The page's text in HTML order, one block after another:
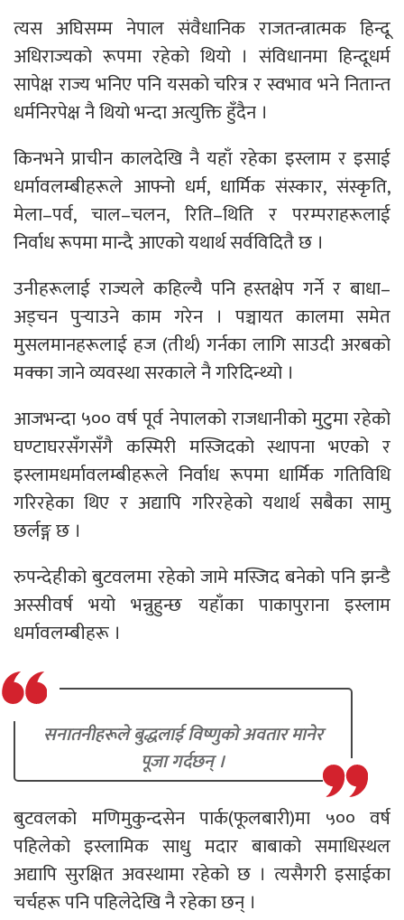
त्यस अघिसम्म नेपाल संवैधानिक राजतन्त्रात्मक हिन्दू
अधिराज्यको रूपमा रहेको थियो । संविधानमा हिन्दूधर्म
सापेक्ष राज्य भनिए पनि यसको चरित्र र स्वभाव भने नितान्त
धर्मनिरपेक्ष नै थियो भन्दा अत्युक्ति हुँदैन ।
किनभने प्राचीन कालदेखि नै यहाँ रहेका इस्लाम र इसाई
धर्मावलम्बीहरूले आफ्नो धर्म, धार्मिक संस्कार, संस्कृति,
मेला–पर्व, चाल–चलन, रिति–थिति र परम्पराहरूलाई
निर्वाध रूपमा मान्दै आएको यथार्थ सर्वविदितै छ ।
उनीहरूलाई राज्यले कहिल्यै पनि हस्तक्षेप गर्ने र बाधा–
अड्चन पुर्‍याउने काम गरेन । पञ्चायत कालमा समेत
मुसलमानहरूलाई हज (तीर्थ) गर्नका लागि साउदी अरबको
मक्का जाने व्यवस्था सरकाले नै गरिदिन्थ्यो ।
आजभन्दा ५०० वर्ष पूर्व नेपालको राजधानीको मुटुमा रहेको
घण्टाघरसँगसँगै कस्मिरी मस्जिदको स्थापना भएको र
इस्लामधर्मावलम्बीहरूले निर्वाध रूपमा धार्मिक गतिविधि
गरिरहेका थिए र अद्यापि गरिरहेको यथार्थ सबैका सामु
छर्लङ्ग छ ।
रुपन्देहीको बुटवलमा रहेको जामे मस्जिद बनेको पनि झन्डै
अस्सीवर्ष भयो भन्नुहुन्छ यहाँका पाकापुराना इस्लाम
धर्मावलम्बीहरू ।
सनातनीहरूले बुद्धलाई विष्णुको अवतार मानेर
पूजा गर्दछन् ।
बुटवलको मणिमुकुन्दसेन पार्क(फूलबारी)मा ५०० वर्ष
पहिलेको इस्लामिक साधु मदार बाबाको समाधिस्थल
अद्यापि सुरक्षित अवस्थामा रहेको छ । त्यसैगरी इसाईका
चर्चहरू पनि पहिलेदेखि नै रहेका छन् ।